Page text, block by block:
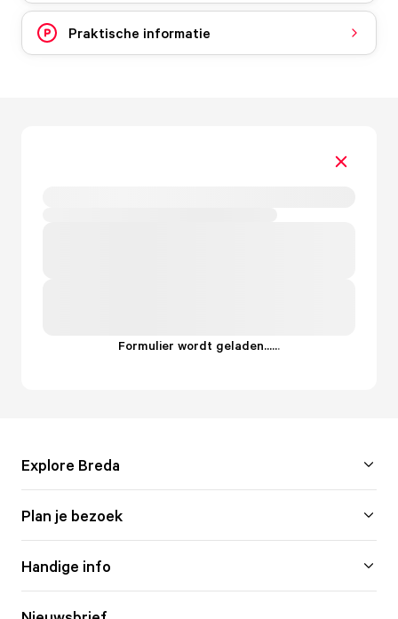
Praktische informatie
Formulier wordt geladen......
Explore Breda
Plan je bezoek
Handige info